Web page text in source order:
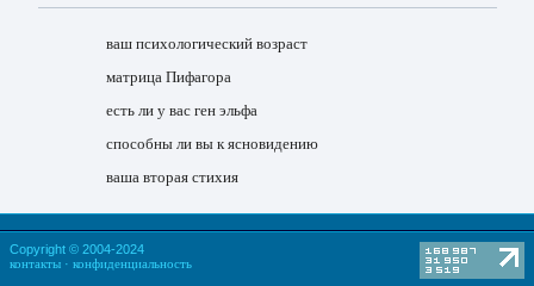
ваш психологический возраст
матрица Пифагора
есть ли у вас ген эльфа
способны ли вы к ясновидению
ваша вторая стихия
Copyright © 2004-2024
контакты · конфиденциальность